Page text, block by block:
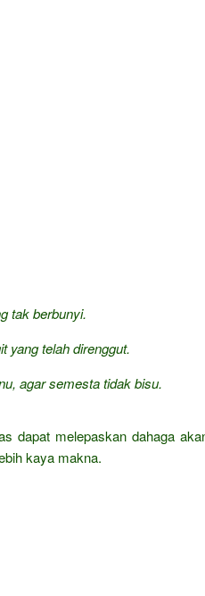
tak berbunyi.
yang telah direnggut.
agar semesta tidak bisu.
dapat melepaskan dahaga
kaya makna.